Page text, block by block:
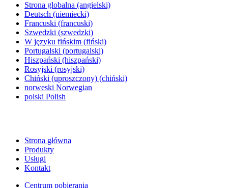
Strona globalna (angielski)
Deutsch (niemiecki)
Francuski (francuski)
Szwedzki (szwedzki)
W języku fińskim (fiński)
Portugalski (portugalski)
Hiszpański (hiszpański)
Rosyjski (rosyjski)
Chiński (uproszczony) (chiński)
norweski Norwegian
polski Polish
Strona główna
Produkty
Usługi
Kontakt
Centrum pobierania